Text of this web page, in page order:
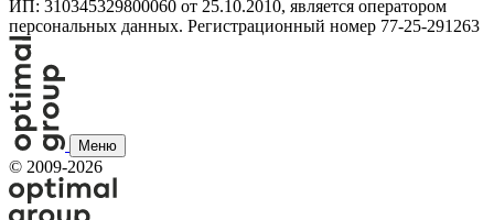
ИП: 310345329800060 от 25.10.2010, является оператором
персональных данных. Регистрационный номер 77-25-291263
Меню
© 2009-2026